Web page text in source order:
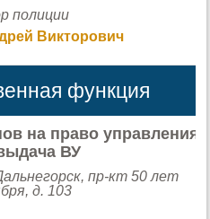
полиции
Викторович
функция
на право управления
ВУ
пр-кт 50 лет
д. 103